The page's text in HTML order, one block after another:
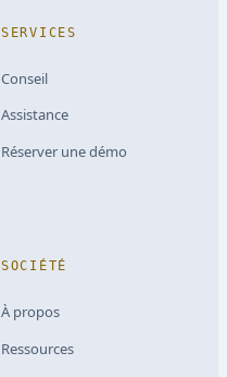
SERVICES
Conseil
Assistance
Réserver une démo
SOCIÉTÉ
À propos
Ressources